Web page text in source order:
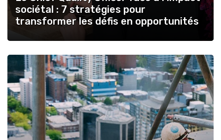
sociétal : 7 stratégies pour
transformer les défis en opportunités